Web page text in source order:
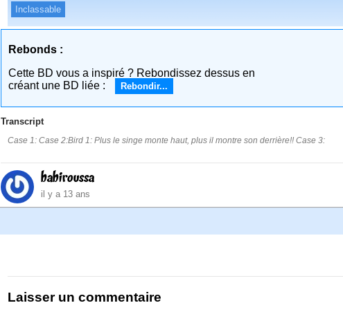
Inclassable
Rebonds :
Cette BD vous a inspiré ? Rebondissez dessus en
créant une BD liée :
Rebondir...
Transcript
Case 1: Case 2:Bird 1: Plus le singe monte haut, plus il montre son derrière!! Case 3:
babiroussa
il y a 13 ans
Laisser un commentaire